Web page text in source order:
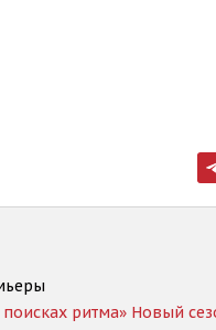
ритма» Новый